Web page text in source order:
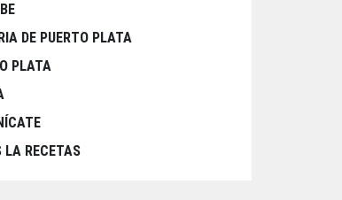
DE PUERTO PLATA
PLATA
LA RECETAS